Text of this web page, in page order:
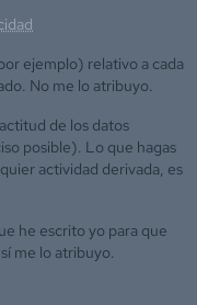
ejemplo) relativo a cada
No me lo atribuyo.
de los datos
posible). Lo que hagas
actividad derivada, es
he escrito yo para que
me lo atribuyo.